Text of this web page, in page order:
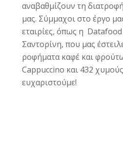
αναβαθμίζουν τη
μας. Σύμμαχοι στο έργο
εταιρίες, όπως η
Σαντορίνη, που μας
ροφήματα καφέ και
Cappuccino και 432
ευχαριστούμε!